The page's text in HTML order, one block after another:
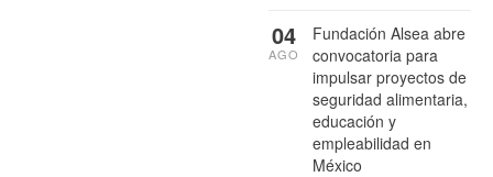
Fundación Alsea abre
convocatoria para
impulsar proyectos de
seguridad alimentaria,
educación y
empleabilidad en
México
04
AGO